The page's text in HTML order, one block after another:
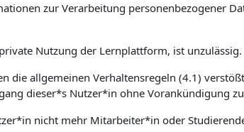
zur Verarbeitung personenbezogener
Nutzung der Lernplattform, ist unzulässig.
die allgemeinen Verhaltensregeln (4.1)
dieser*s Nutzer*in ohne Vorankündigung
nicht mehr Mitarbeiter*in oder